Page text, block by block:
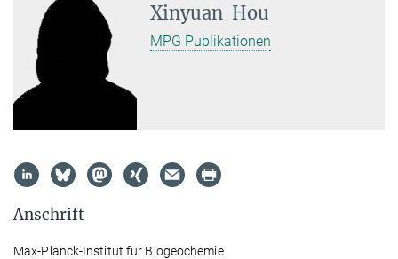
Xinyuan Hou
MPG Publikationen
Anschrift
Max-Planck-Institut für Biogeochemie